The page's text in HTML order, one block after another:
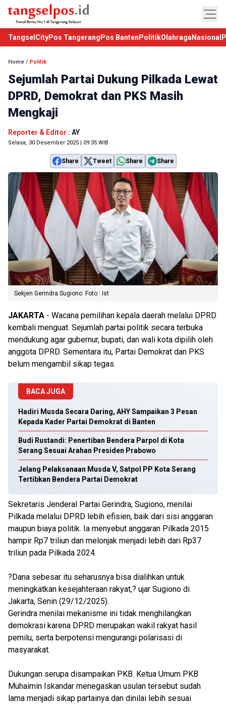
TangselCityPos Tangerang Pos Banten PolitikOlahraga Nasional
Home / Politik
Sejumlah Partai Dukung Pilkada Lewat
DPRD, Demokrat dan PKS Masih
Mengkaji
Reporter & Editor : AY
Selasa, 30 Desember 2025 | 09:35 WIB
Share Tweet Share Share
Sekjen Gerindra Sugiono. Foto : Ist
JAKARTA - Wacana pemilihan kepala daerah melalui DPRD
kembali menguat. Sejumlah partai politik secara terbuka
mendukung agar gubernur, bupati, dan wali kota dipilih oleh
anggota DPRD. Sementara itu, Partai Demokrat dan PKS
belum mengambil sikap tegas.
BACA JUGA
Hadiri Musda Secara Daring, AHY Sampaikan 3 Pesan
Kepada Kader Partai Demokrat di Banten
Budi Rustandi: Penertiban Bendera Parpol di Kota
Serang Sesuai Arahan Presiden Prabowo
Jelang Pelaksanaan Musda V, Satpol PP Kota Serang
Tertibkan Bendera Partai Demokrat
Sekretaris Jenderal Partai Gerindra, Sugiono, menilai
Pilkada melalui DPRD lebih efisien, baik dari sisi anggaran
maupun biaya politik. Ia menyebut anggaran Pilkada 2015
hampir Rp7 triliun dan melonjak menjadi lebih dari Rp37
triliun pada Pilkada 2024.
?Dana sebesar itu seharusnya bisa dialihkan untuk
meningkatkan kesejahteraan rakyat,? ujar Sugiono di
Jakarta, Senin (29/12/2025).
Gerindra menilai mekanisme ini tidak menghilangkan
demokrasi karena DPRD merupakan wakil rakyat hasil
pemilu, serta berpotensi mengurangi polarisasi di
masyarakat.
Dukungan serupa disampaikan PKB. Ketua Umum PKB
Muhaimin Iskandar menegaskan usulan tersebut sudah
lama menjadi sikap partainya dan dinilai lebih sesuai